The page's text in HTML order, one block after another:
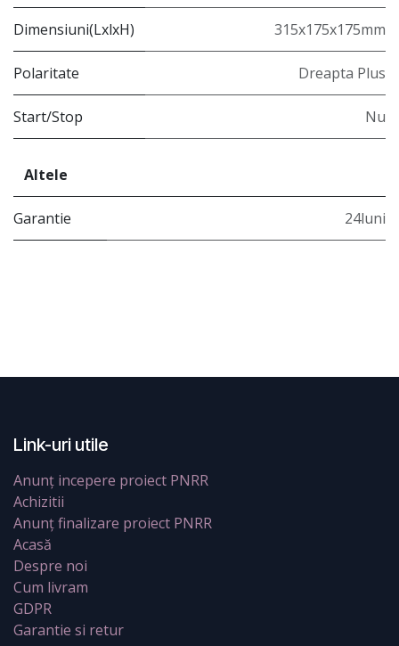
Dimensiuni(LxlxH) 315x175x175mm
Polaritate Dreapta Plus
Start/Stop Nu
Altele
Garantie 24luni
Link-uri utile
Anunț incepere proiect PNRR
Achizitii
Anunț finalizare proiect PNRR
Acasă
Despre noi
Cum livram
GDPR
Garantie si retur